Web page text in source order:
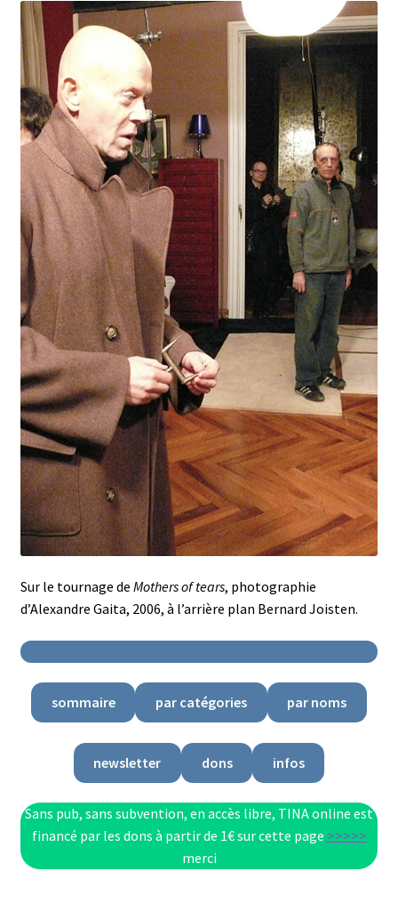
Sur le tournage de Mothers of tears, photographie
d’Alexandre Gaita, 2006, à l’arrière plan Bernard Joisten.
sommaire par catégories par noms
newsletter dons infos
Sans pub, sans subvention, en accès libre, TINA online est
financé par les dons à partir de 1€ sur cette page >>>>>
merci